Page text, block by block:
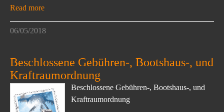
Read more
06/05/2018
Beschlossene Gebühren-, Bootshaus-, und
Kraftraumordnung
Beschlossene Gebühren-, Bootshaus-, und
Kraftraumordnung